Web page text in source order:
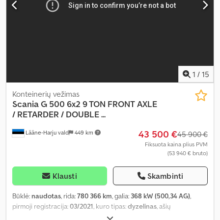
1 / 15
Lääne-Harju vald 449 km
Konteinerių vežimas
ScaniaG 500 6x2 9 TON FRONT AXLE
/ RETARDER / DOUBLE ...
43 500 €45 900 €
Fiksuota kaina plius PVM
(53 940 € bruto)
Klausti Skambinti
Būklė: naudotas, rida:780 366 km, galia: 368 kW (500,34 AG),
pirmoji registracija:03/2021, kuro tipas:dyzelinas, ašių
4 950 mm